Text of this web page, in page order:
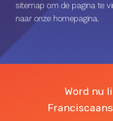
sitemap om de pagina te
naar onze homepagina.
Word nu